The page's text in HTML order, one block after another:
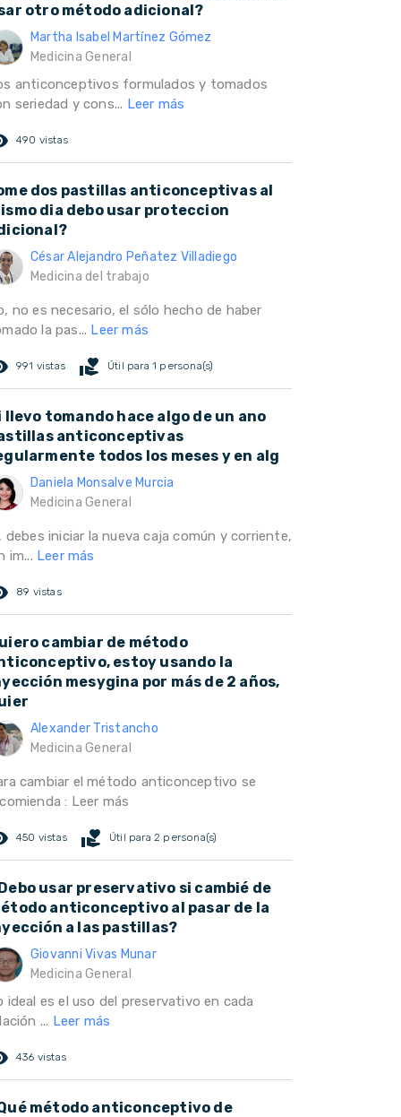
otro método adicional?
Martha Isabel Martínez Gómez
Medicina General
anticonceptivos formulados y tomados
seriedad y cons... Leer más
490 vistas
dos pastillas anticonceptivas al
dia debo usar proteccion
César Alejandro Peñatez Villadiego
Medicina del trabajo
no es necesario, el sólo hecho de haber
la pas... Leer más
991 vistas volunteer_activism Útil para 1 persona(s)
llevo tomando hace algo de un ano
anticonceptivas
todos los meses y en alg
Daniela Monsalve Murcia
Medicina General
debes iniciar la nueva caja común y corriente,
im... Leer más
89 vistas
cambiar de método
estoy usando la
mesygina por más de 2 años,
Alexander Tristancho
Medicina General
cambiar el método anticonceptivo se
: Leer más
450 vistas volunteer_activism Útil para 2 persona(s)
usar preservativo si cambié de
anticonceptivo al pasar de la
a las pastillas?
Giovanni Vivas Munar
Medicina General
ideal es el uso del preservativo en cada
... Leer más
436 vistas
método anticonceptivo de